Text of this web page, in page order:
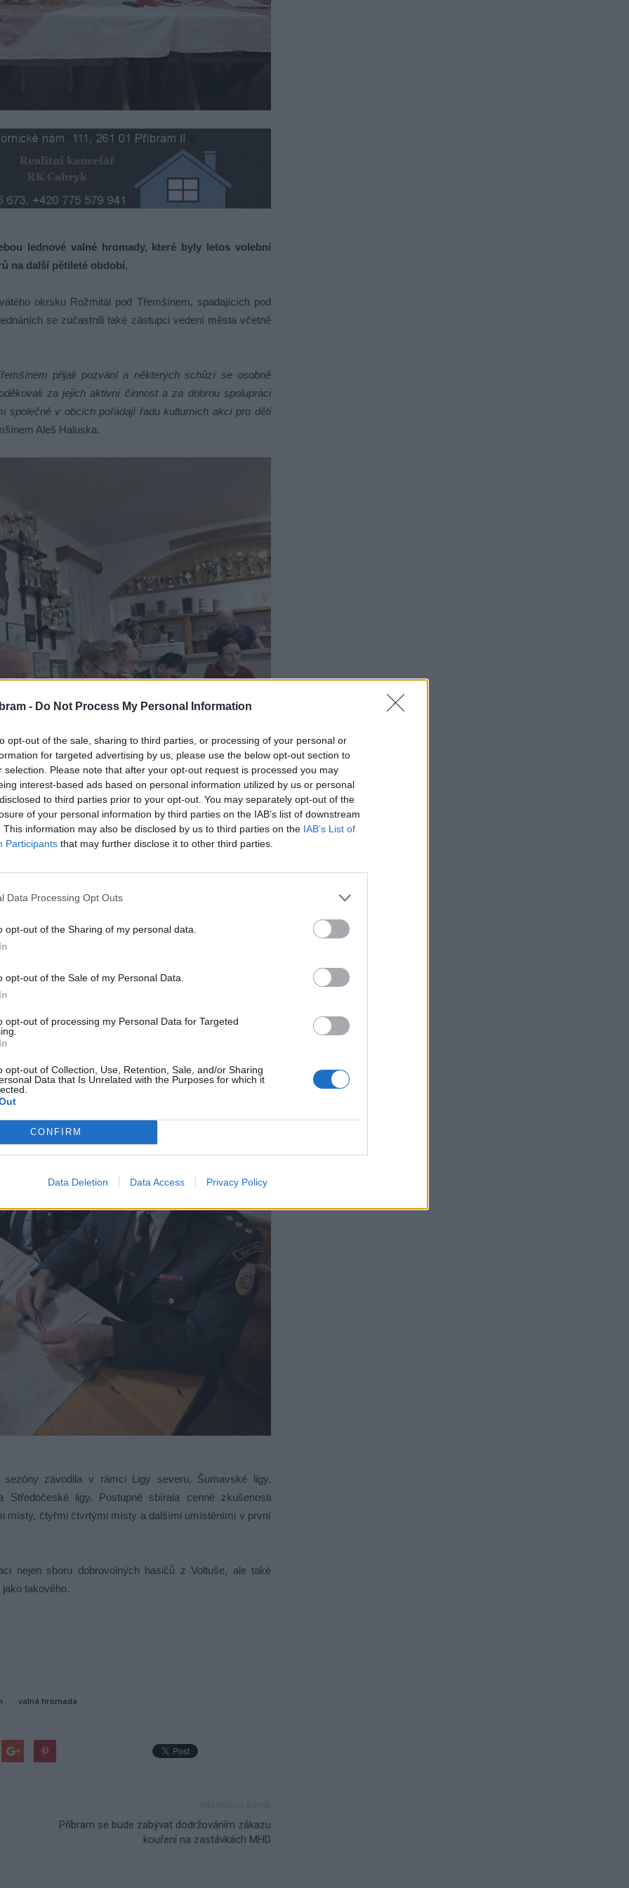
- Do Not Process My Personal Information
opt-out of the sale, sharing to third parties, or processing of your personal or
for targeted advertising by us, please use the below opt-out section to
selection. Please note that after your opt-out request is processed you may
interest-based ads based on personal information utilized by us or personal
to third parties prior to your opt-out. You may separately opt-out of the
of your personal information by third parties on the IAB’s list of downstream
This information may also be disclosed by us to third parties on the IAB’s List of
Participants that may further disclose it to other third parties.
Data Processing Opt Outs
opt-out of the Sharing of my personal data.
opt-out of the Sale of my Personal Data.
opt-out of processing my Personal Data for Targeted
opt-out of Collection, Use, Retention, Sale, and/or Sharing
Data that Is Unrelated with the Purposes for which it
CONFIRM
Data Deletion Data Access Privacy Policy
lednové valné hromady, které byly letos volební
na další pětileté období.
okrsku Rožmitál pod Třemšínem, spadajících pod
se zúčastnili také zástupci vedení města včetně
přijali pozvání a některých schůzí se osobně
za jejich aktivní činnost a za dobrou spolupráci
společně v obcích pořádají řadu kulturních akcí pro děti
Aleš Haluska.
součástí života obcí i samotného Rožmitálu. Radnice
a chce v nastavené spolupráci a podpoře
Veronice Beranové ze Sboru dobrovolných hasičů
úspěchů v hasičském sportu TFA (Toughest Firefighter
simulují reálnou práci hasičů při zásahu a prověřují
zásahové výstroji s dýchacím přístrojem.
závodila v rámci Ligy severu, Šumavské ligy,
ligy. Postupně sbírala cenné zkušenosti
místy, čtyřmi čtvrtými místy a dalšími umístěními v první
nejen sboru dobrovolných hasičů z Voltuše, ale také
takového.
valná hromada
Příbram se bude zabývat dodržováním zákazu
kouření na zastávkách MHD